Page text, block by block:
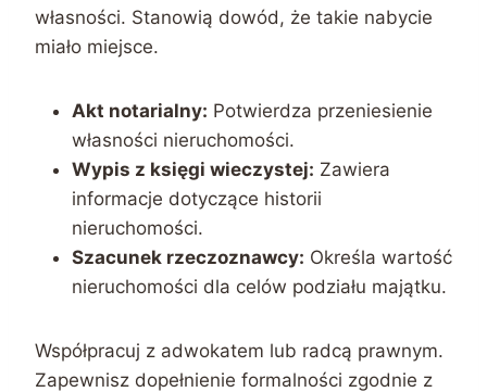
własności. Stanowią dowód, że takie nabycie
miało miejsce.
Akt notarialny: Potwierdza przeniesienie
własności nieruchomości.
Wypis z księgi wieczystej: Zawiera
informacje dotyczące historii
nieruchomości.
Szacunek rzeczoznawcy: Określa wartość
nieruchomości dla celów podziału majątku.
Współpracuj z adwokatem lub radcą prawnym.
Zapewnisz dopełnienie formalności zgodnie z